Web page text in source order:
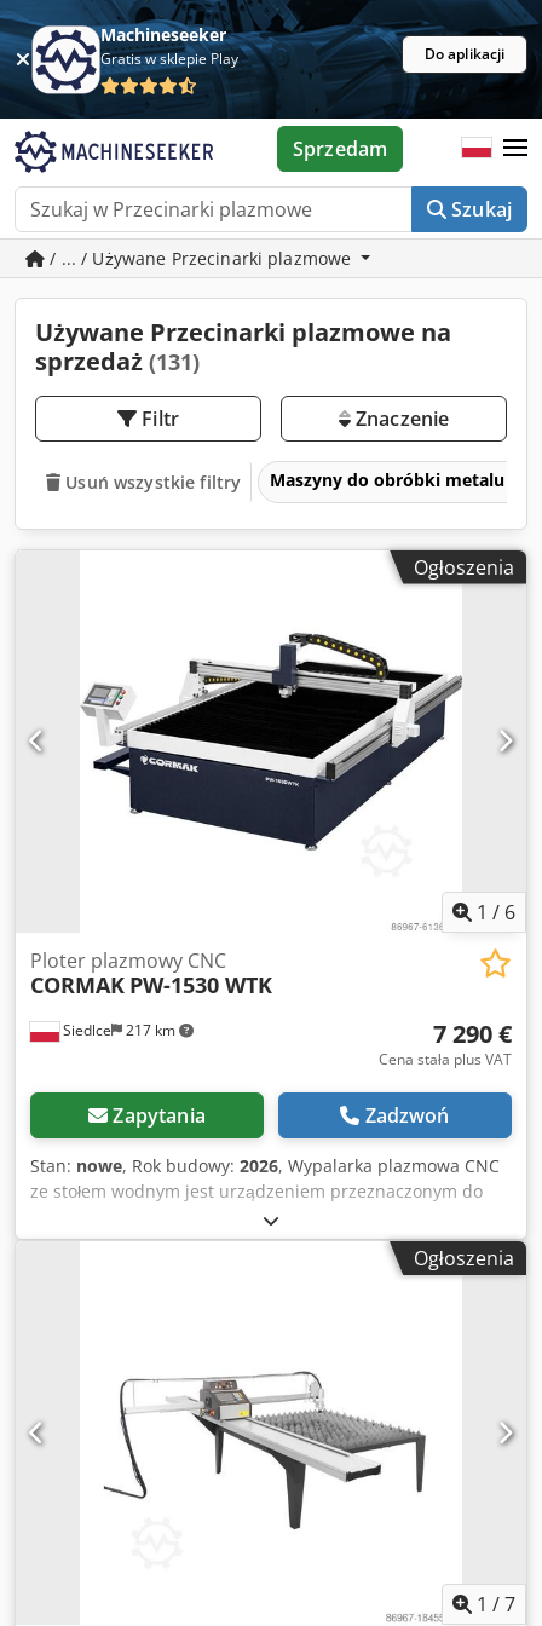
Machineseeker
Gratis w sklepie Play Do aplikacji
Szukaj
Sprzedam
/ ... / Używane Przecinarki plazmowe
Używane Przecinarki plazmowe na
sprzedaż (131)
Filtr Znaczenie
Usuń wszystkie filtry Maszyny do obróbki metalu i
Ogłoszenia
1 / 6
Siedlce 217 km
Ploter plazmowy CNC
CORMAK PW-1530 WTK
7 290 €
Cena stała plus VAT
Zapytania Zadzwoń
Stan: nowe, Rok budowy: 2026, Wypalarka plazmowa CNC
ze stołem wodnym jest urządzeniem przeznaczonym do
kształtowego wycinania elementów z arkusza blach ( w
dowolnym kształcie ). Maszyna ta charakteryzuje się
niezwykłą prostotą i łatwością obsługi. Nasza wycinarka
wodny zapewnia małe zużycie materiałów
eksploatacyjnych, surowców i niską emisję gazów. Brak
konieczności używania odciągu dymów i spalin. Dlaczego
warto? stół wodny brak konieczności używania odciągu
dymów i spalin niewielkie rozmiary maszyny pozwalają na
ustawienie jej w dowolnym miejscu napięciowy regulator
wysokości THC precyzyjne ustawianie palnika bardzo
obsługa maszyny możliwość cięcia oraz żłobienia w stali
Ogłoszenia
1 /7